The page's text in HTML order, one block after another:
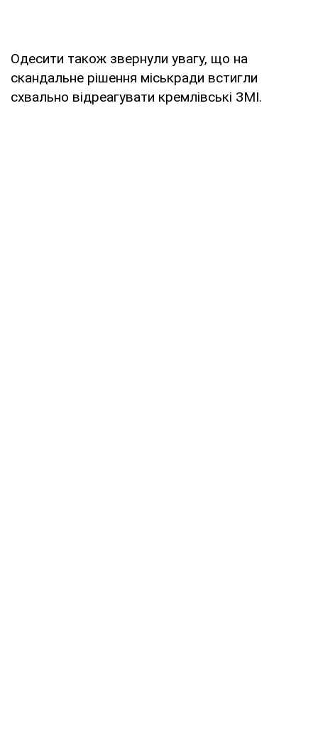
Одесити також звернули увагу, що на
скандальне рішення міськради встигли
схвально відреагувати кремлівські ЗМІ.